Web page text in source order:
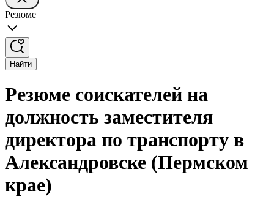
Резюме
Найти
Резюме соискателей на
должность заместителя
директора по транспорту в
Александровске (Пермском
крае)